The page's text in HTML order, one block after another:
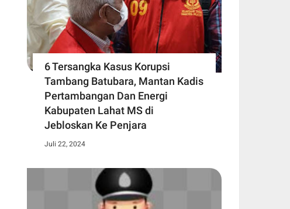
6 Tersangka Kasus Korupsi
Tambang Batubara, Mantan Kadis
Pertambangan Dan Energi
Kabupaten Lahat MS di
Jebloskan Ke Penjara
Juli 22, 2024